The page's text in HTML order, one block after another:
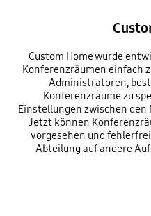
Custom Home wurde
Konferenzräumen einfach
Administratoren,
Konferenzräume zu
Einstellungen zwischen
Jetzt können
vorgesehen und
Abteilung auf andere